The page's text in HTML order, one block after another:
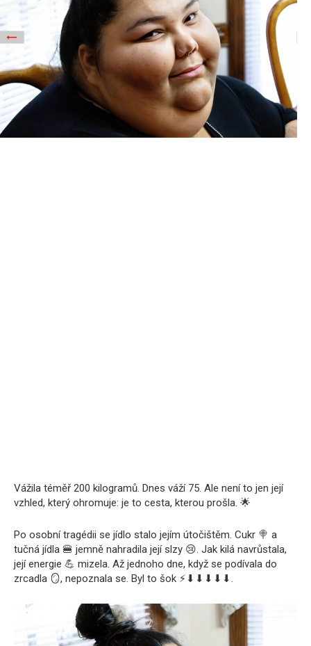
Vážila téměř 200 kilogramů. Dnes váží 75. Ale není to jen její
vzhled, který ohromuje: je to cesta, kterou prošla. 🌟
Po osobní tragédii se jídlo stalo jejím útočištěm. Cukr 🍭 a
tučná jídla 🍔 jemně nahradila její slzy 😢. Jak kilá navrůstala,
její energie 💪 mizela. Až jednoho dne, když se podívala do
zrcadla 🪞, nepoznala se. Byl to šok ⚡️⬇⬇⬇⬇⬇.